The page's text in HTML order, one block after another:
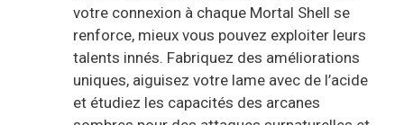
votre connexion à chaque Mortal Shell se
renforce, mieux vous pouvez exploiter leurs
talents innés. Fabriquez des améliorations
uniques, aiguisez votre lame avec de l’acide
et étudiez les capacités des arcanes